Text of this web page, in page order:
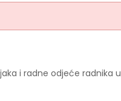
i radne odjeće radnika u